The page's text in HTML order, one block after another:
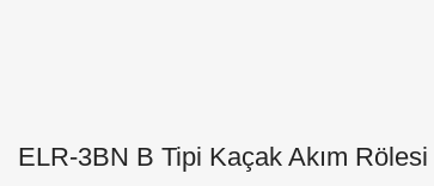
ELR-3BN B Tipi Kaçak Akım